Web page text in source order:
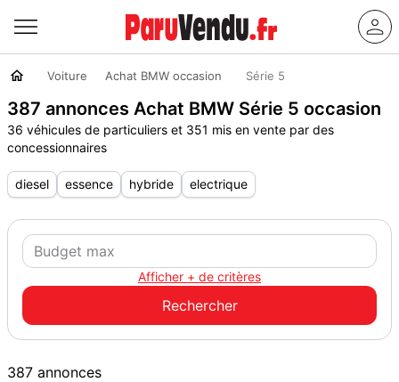
Voiture Achat BMW occasion Série 5
387 annonces Achat BMW Série 5 occasion
36 véhicules de particuliers et 351 mis en vente par des
concessionnaires
diesel essence hybride electrique
Afficher + de critères
387 annonces